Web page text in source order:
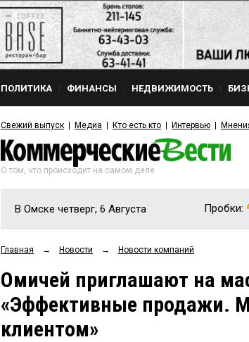
ПОЛИТИКА ФИНАНСЫ НЕДВИЖИМОСТЬ
Свежий выпуск Медиа Кто есть кто Интервью
О том, что происходит на самом деле
В Омске четверг, 6 Августа Пробки:
Главная → Новости → Новости компаний
Омичей приглашают на
«Эффективные продажи.
клиентом»